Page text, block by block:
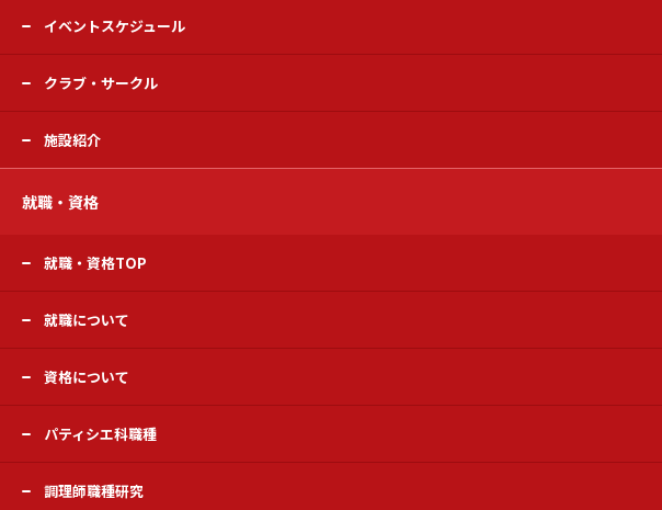
イベントスケジュール
クラブ・サークル
施設紹介
就職・資格
就職・資格TOP
就職について
資格について
パティシエ科職種
調理師職種研究